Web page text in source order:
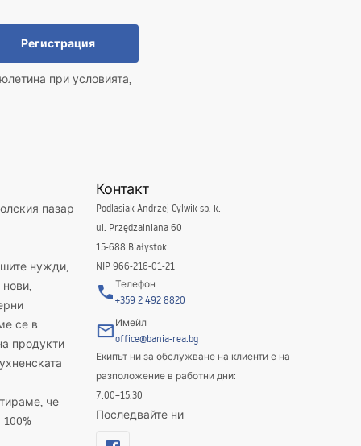
Регистрация
при условията,
пазар
нужди,
се в
продукти
че
Контакт
Podlasiak Andrzej Cylwik sp. k.
ul. Przędzalniana 60
15-688 Białystok
NIP 966-216-01-21
Телефон
+359 2 492 8820
Имейл
office@bania-rea.bg
Екипът ни за обслужване на клиенти е на
разположение в работни дни:
7:00–15:30
Последвайте ни